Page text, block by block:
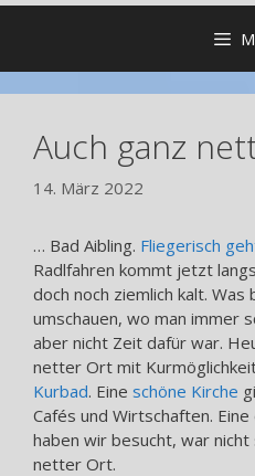
Auch ganz
14. März 2022
… Bad Aibling. Fliegerisch
Radlfahren kommt jetzt
doch noch ziemlich kalt. Was
umschauen, wo man immer
aber nicht Zeit dafür war.
netter Ort mit
Kurbad. Eine schöne Kirche
Cafés und Wirtschaften. Eine
haben wir besucht, war nicht
netter Ort.